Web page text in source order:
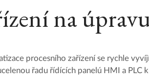
na
procesního zařízení se rychle
řadu řídících panelú HMI a PLC